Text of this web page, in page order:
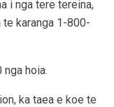
i nga tere tereina,
karanga 1-800-
hoia.
ka taea e koe te